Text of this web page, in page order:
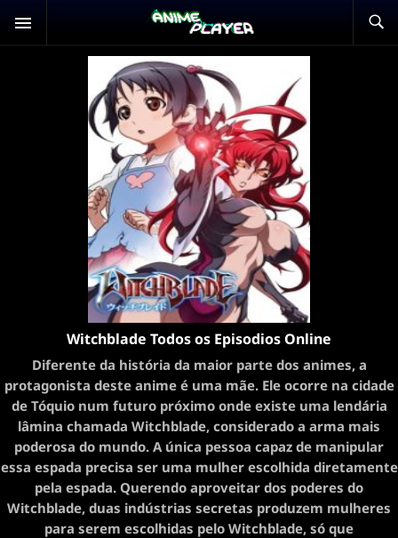
Witchblade Todos os Episodios Online
Diferente da história da maior parte dos animes, a
protagonista deste anime é uma mãe. Ele ocorre na cidade
de Tóquio num futuro próximo onde existe uma lendária
lâmina chamada Witchblade, considerado a arma mais
poderosa do mundo. A única pessoa capaz de manipular
essa espada precisa ser uma mulher escolhida diretamente
pela espada. Querendo aproveitar dos poderes do
Witchblade, duas indústrias secretas produzem mulheres
para serem escolhidas pelo Witchblade, só que